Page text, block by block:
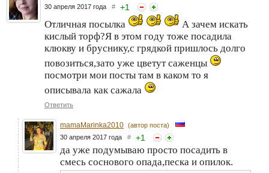
30 апреля 2017 года # +1
Отличная посылка
А зачем искать
кислый торф?Я в этом году тоже посадила
клюкву и бруснику,с грядкой пришлось долго
повозиться,зато уже цветут саженцы
посмотри мои посты там в каком то я
описывала как сажала
Ответить
mamaMarinka2010 (автор поста)
30 апреля 2017 года # +1
да уже подумываю просто посадить в
смесь соснового опада,песка и опилок.